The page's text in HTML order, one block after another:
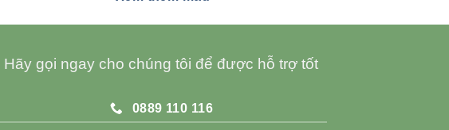
Hãy gọi ngay cho chúng tôi để được hỗ trợ tốt
0889 110 116